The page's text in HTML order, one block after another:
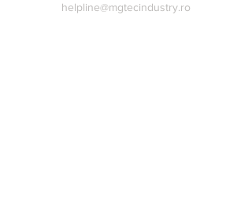
helpline@mgtecindustry.ro